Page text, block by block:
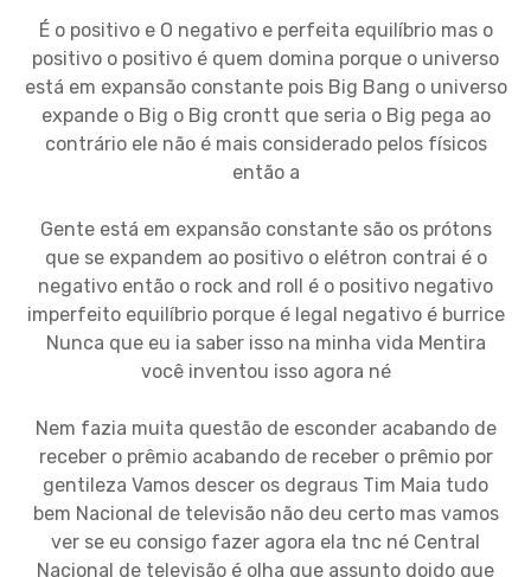
É o positivo e O negativo e perfeita equilíbrio mas o
positivo o positivo é quem domina porque o universo
está em expansão constante pois Big Bang o universo
expande o Big o Big crontt que seria o Big pega ao
contrário ele não é mais considerado pelos físicos
então a
Gente está em expansão constante são os prótons
que se expandem ao positivo o elétron contrai é o
negativo então o rock and roll é o positivo negativo
imperfeito equilíbrio porque é legal negativo é burrice
Nunca que eu ia saber isso na minha vida Mentira
você inventou isso agora né
Nem fazia muita questão de esconder acabando de
receber o prêmio acabando de receber o prêmio por
gentileza Vamos descer os degraus Tim Maia tudo
bem Nacional de televisão não deu certo mas vamos
ver se eu consigo fazer agora ela tnc né Central
Nacional de televisão é olha que assunto doido que